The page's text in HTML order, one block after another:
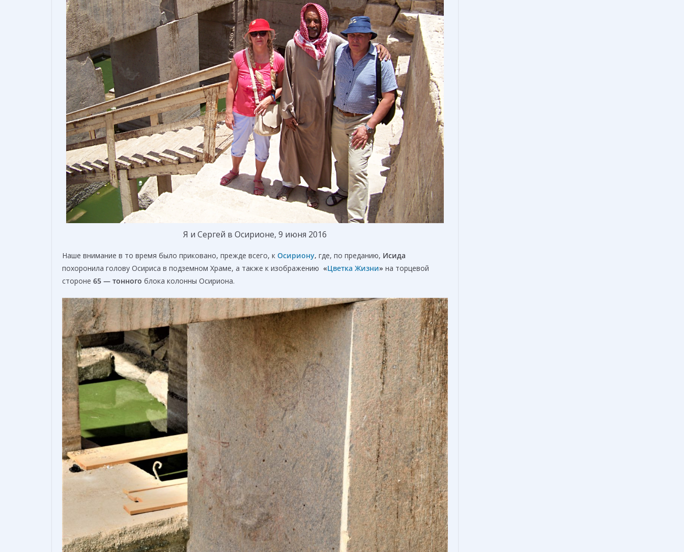
Я и Сергей в Осирионе, 9 июня 2016
Наше внимание в то время было приковано, прежде всего, к Осириону, где, по преданию, Исида
похоронила голову Осириса в подземном Храме, а также к изображению «Цветка Жизни» на торцевой
стороне 65 — тонного блока колонны Осириона.